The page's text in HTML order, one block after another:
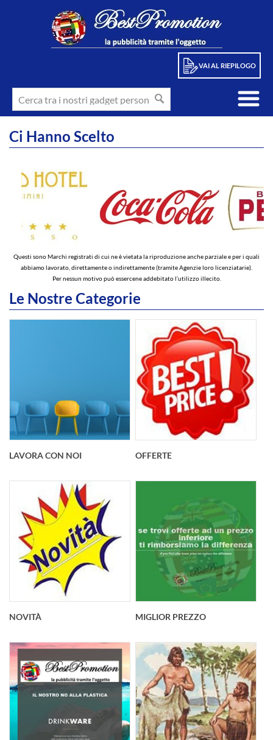
VAI AL RIEPILOGO
Ci Hanno Scelto
Questi sono Marchi registrati di cui ne è vietata la riproduzione anche parziale e per i quali
abbiamo lavorato, direttamente o indirettamente (tramite Agenzie loro licenziatarie).
Per nessun motivo può essercene addebitato l’utilizzo illecito.
Le Nostre Categorie
LAVORA CON NOI OFFERTE
NOVITÀ MIGLIOR PREZZO